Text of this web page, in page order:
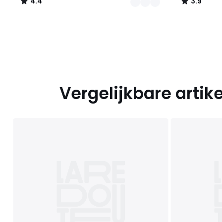
/
/
Vergelijkbare